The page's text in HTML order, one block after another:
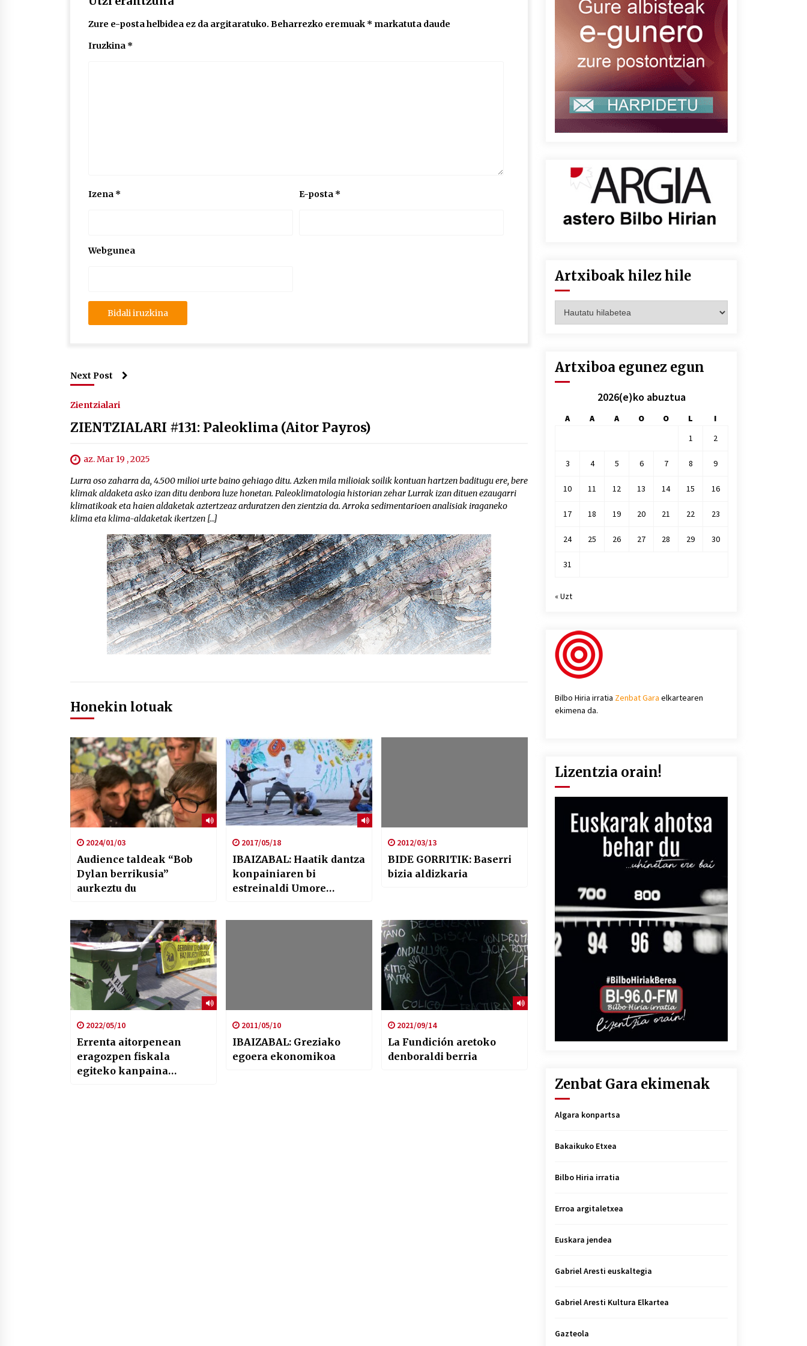
Zure e-posta helbidea ez da argitaratuko. Beharrezko eremuak * markatuta daude
Iruzkina *
Izena * E-posta *
Webgunea
Next Post
Zientzialari
ZIENTZIALARI #131: Paleoklima (Aitor Payros)
az. Mar 19 , 2025
Lurra oso zaharra da, 4.500 milioi urte baino gehiago ditu. Azken mila milioiak soilik kontuan hartzen baditugu ere, bere
klimak aldaketa asko izan ditu denbora luze honetan. Paleoklimatologia historian zehar Lurrak izan dituen ezaugarri
klimatikoak eta haien aldaketak aztertzeaz arduratzen den zientzia da. Arroka sedimentarioen analisiak iraganeko
klima eta klima-aldaketak ikertzen […]
Honekin lotuak
2024/01/03
Audience taldeak “Bob
Dylan berrikusia”
aurkeztu du
2017/05/18
IBAIZABAL: Haatik dantza
konpainiaren bi
estreinaldi Umore
2012/03/13
BIDE GORRITIK: Baserri
bizia aldizkaria
2022/05/10
Errenta aitorpenean
eragozpen fiskala
egiteko kanpaina
2011/05/10
IBAIZABAL: Greziako
egoera ekonomikoa
2021/09/14
La Fundición aretoko
denboraldi berria
Artxiboak hilez hile
hilez
Artxiboa egunez egun
2026(e)ko abuztua
A A A O O L
I
1
2
3 4 5 6 7 8 9
10 11 12 13 14 15 16
17 18 19 20 21 22 23
24 25 26 27 28 29 30
31
« Uzt
Bilbo Hiria irratia Zenbat Gara elkartearen
ekimena da.
Lizentzia orain!
Zenbat Gara ekimenak
Algara konpartsa
Bakaikuko Etxea
Bilbo Hiria irratia
Erroa argitaletxea
Euskara jendea
Gabriel Aresti euskaltegia
Gabriel Aresti Kultura Elkartea
Gazteola